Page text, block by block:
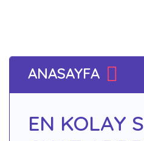
ANASAYFA
EN KOLAY